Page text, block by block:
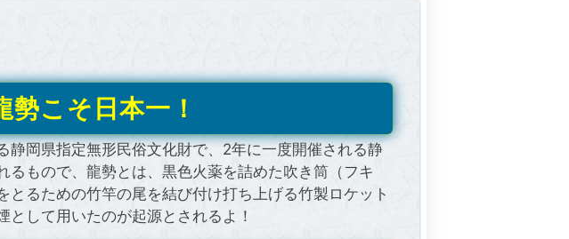
こそ日本一！
静岡県指定無形民俗文化財で、2年に一度開催される静
もので、龍勢とは、黒色火薬を詰めた吹き筒（フキ
るための竹竿の尾を結び付け打ち上げる竹製ロケット
して用いたのが起源とされるよ！